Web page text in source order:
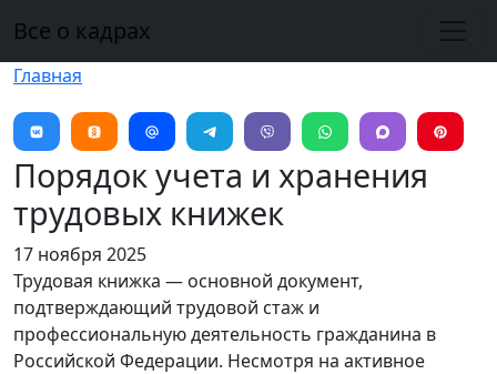
Все о кадрах
Главная
Порядок учета и хранения
трудовых книжек
17 ноября 2025
Трудовая книжка — основной документ,
подтверждающий трудовой стаж и
профессиональную деятельность гражданина в
Российской Федерации. Несмотря на активное